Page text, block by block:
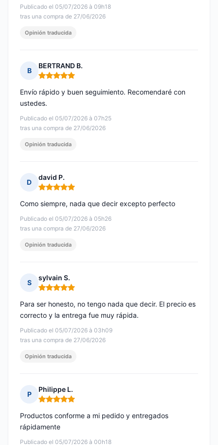
Publicado el 05/07/2026 à 09h18
tras una compra de 27/06/2026
Opinión traducida
B
BERTRAND B.
Nota: 5 de 5
Publicado el 05/07/2026 à 07h25
tras una compra de 27/06/2026
Envío rápido y buen seguimiento. Recomendaré con
ustedes.
Opinión traducida
D
david P.
Nota: 5 de 5
Publicado el 05/07/2026 à 05h26
tras una compra de 27/06/2026
Como siempre, nada que decir excepto perfecto
Opinión traducida
S
sylvain S.
Nota: 5 de 5
Publicado el 05/07/2026 à 03h09
tras una compra de 27/06/2026
Para ser honesto, no tengo nada que decir. El precio es
correcto y la entrega fue muy rápida.
Opinión traducida
P
Philippe L.
Nota: 5 de 5
Publicado el 05/07/2026 à 00h18
Productos conforme a mi pedido y entregados
rápidamente